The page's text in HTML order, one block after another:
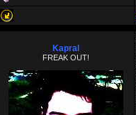
Kapral
FREAK OUT!